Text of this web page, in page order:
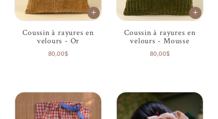
Coussin à rayures en
velours - Or
80,00$
Coussin à rayures en
velours - Mousse
80,00$